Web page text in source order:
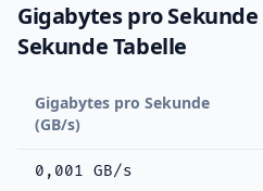
Gigabytes pro
Sekunde Tabelle
Gigabytes pro Sekunde
(GB/s)
0,001 GB/s